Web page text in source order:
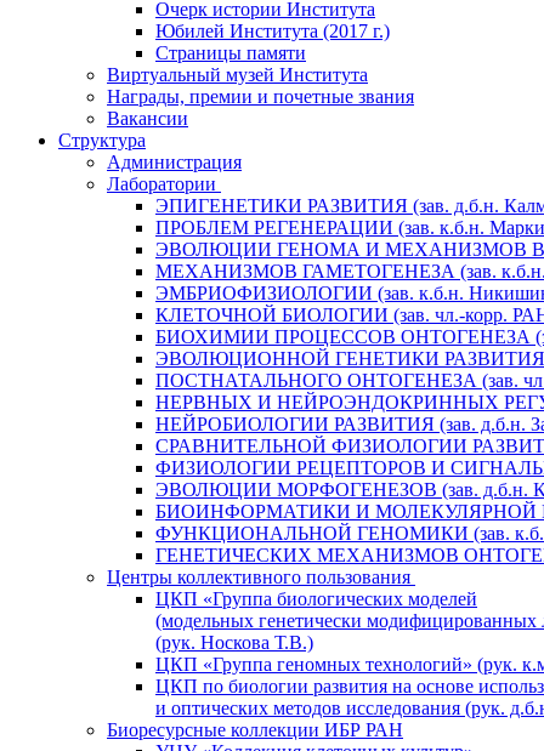
Очерк истории Института
Юбилей Института (2017 г.)
Страницы памяти
Виртуальный музей Института
Награды, премии и почетные звания
Вакансии
Структура
Администрация
Лаборатории
ЭПИГЕНЕТИКИ РАЗВИТИЯ (зав. д.б.н.
ПРОБЛЕМ РЕГЕНЕРАЦИИ (зав. к.б.н.
ЭВОЛЮЦИИ ГЕНОМА И МЕХАНИЗМОВ
МЕХАНИЗМОВ ГАМЕТОГЕНЕЗА (зав.
ЭМБРИОФИЗИОЛОГИИ (зав. к.б.н.
КЛЕТОЧНОЙ БИОЛОГИИ (зав. чл.-корр. РАН
БИОХИМИИ ПРОЦЕССОВ ОНТОГЕНЕЗА
ЭВОЛЮЦИОННОЙ ГЕНЕТИКИ РАЗВИТИЯ
ПОСТНАТАЛЬНОГО ОНТОГЕНЕЗА (зав. чл.-
НЕРВНЫХ И НЕЙРОЭНДОКРИННЫХ
НЕЙРОБИОЛОГИИ РАЗВИТИЯ (зав. д.б.н.
СРАВНИТЕЛЬНОЙ ФИЗИОЛОГИИ РАЗВИТИЯ
ФИЗИОЛОГИИ РЕЦЕПТОРОВ И
ЭВОЛЮЦИИ МОРФОГЕНЕЗОВ (зав. д.б.н.
БИОИНФОРМАТИКИ И МОЛЕКУЛЯРНОЙ
ФУНКЦИОНАЛЬНОЙ ГЕНОМИКИ (зав.
ГЕНЕТИЧЕСКИХ МЕХАНИЗМОВ
Центры коллективного пользования
ЦКП «Группа биологических моделей
(модельных генетически
(рук. Носкова Т.В.)
ЦКП «Группа геномных технологий» (рук.
ЦКП по биологии развития на основе
и оптических методов исследования (рук.
Биоресурсные коллекции ИБР РАН